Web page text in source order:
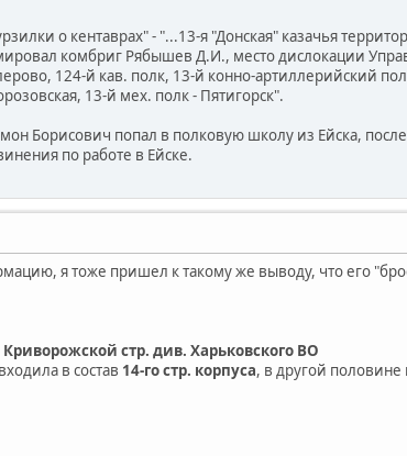
о кентаврах" - "...13-я "Донская" казачья
комбриг Рябышев Д.И., место дислокации
124-й кав. полк, 13-й конно-артиллерийский
13-й мех. полк - Пятигорск".
Борисович попал в полковую школу из Ейска,
по работе в Ейске.
я тоже пришел к такому же выводу, что его
Криворожской стр. див. Харьковского ВО
в состав 14-го стр. корпуса, в другой половине